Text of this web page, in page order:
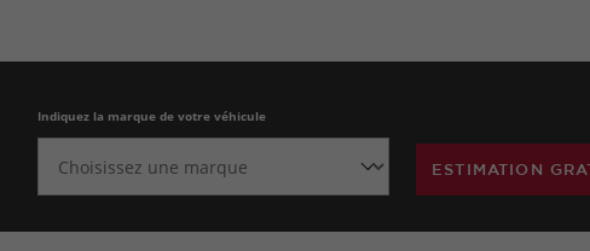
Indiquez la marque de votre véhicule
ESTIMATION